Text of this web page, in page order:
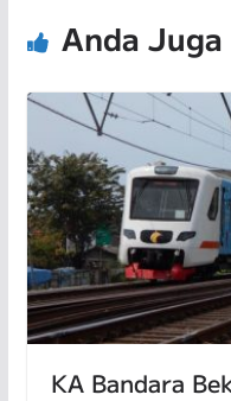
Anda
KA Bandara